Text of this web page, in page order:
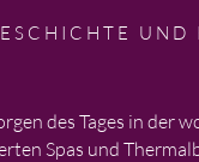
UND
des Tages in der
Spas und